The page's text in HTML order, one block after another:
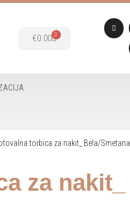
€0.00 0
torbica za nakit_ Bela/Smetana
za nakit_